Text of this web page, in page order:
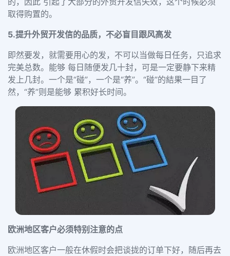
取得购置的。
5.提升外贸开发信的品质，不必盲目跟风高发
即然要发，就需要用心的发，不可以当做每日任务，只追求
完美总数。能够 每日随便发几十封，可是一定要静下来精
发上几封。一个是“碰”，一个是“养”。“碰”的結果一目了
然，“养”则是能够 累积好长时间。
欧洲地区客户必须特别注意的点
欧洲地区客户一般在休假时会把谈拢的订单下好，随后再去